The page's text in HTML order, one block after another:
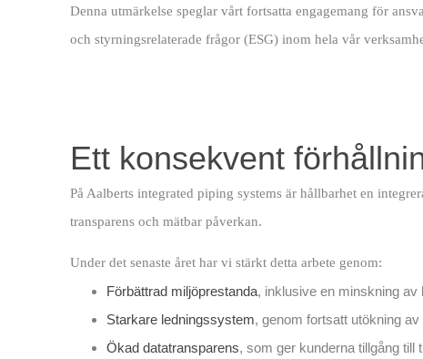
Denna utmärkelse speglar vårt fortsatta engagemang för
och styrningsrelaterade frågor (ESG) inom hela vår
Ett konsekvent
På Aalberts integrated piping systems är hållbarhet en
transparens och mätbar påverkan.
Under det senaste året har vi stärkt detta arbete genom:
Förbättrad miljöprestanda, inklusive en minskning av
Starkare ledningssystem, genom fortsatt utökning
Ökad datatransparens, som ger kunderna tillgång till